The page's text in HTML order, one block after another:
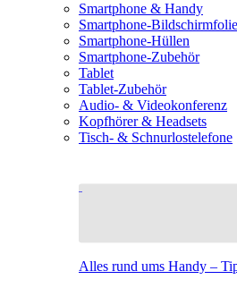
Smartphone & Handy
Smartphone-
Smartphone-Hüllen
Smartphone-Zubehör
Tablet
Tablet-Zubehör
Audio- & Videokonferenz
Kopfhörer & Headsets
Tisch- & Schnurlostelefone
Alles rund ums Handy –